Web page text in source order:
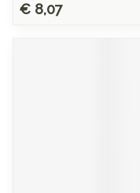
€ 8,07